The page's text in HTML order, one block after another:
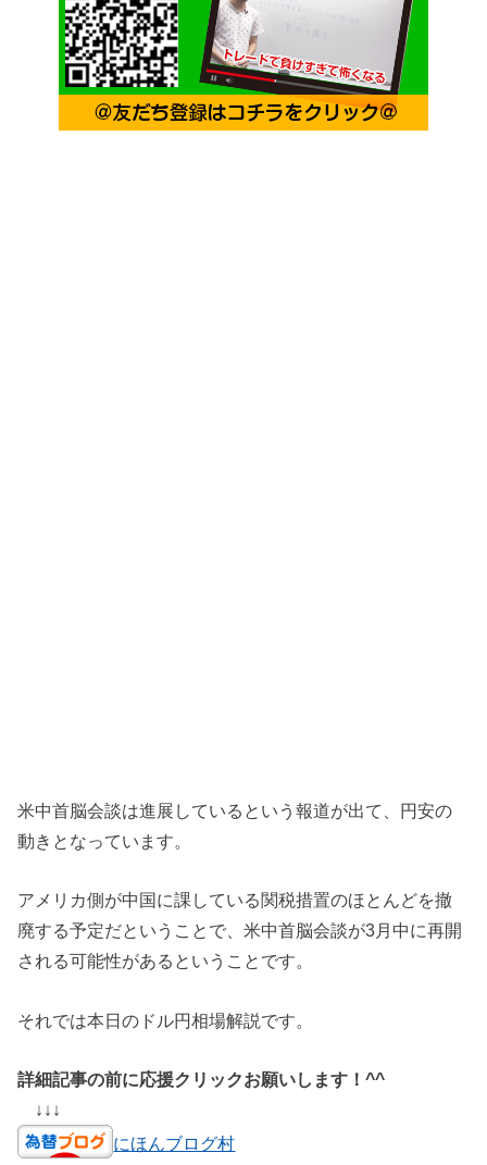
米中首脳会談は進展しているという報道が出て、円安の
動きとなっています。
アメリカ側が中国に課している関税措置のほとんどを撤
廃する予定だということで、米中首脳会談が3月中に再開
される可能性があるということです。
それでは本日のドル円相場解説です。
詳細記事の前に応援クリックお願いします！^^
↓↓↓
にほんブログ村